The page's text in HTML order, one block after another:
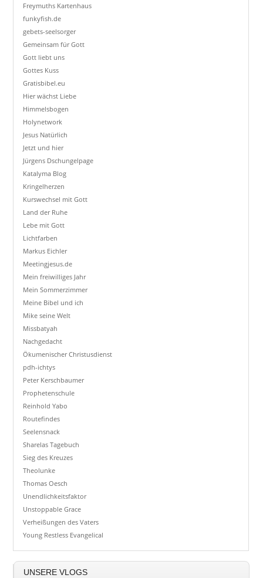
Freymuths Kartenhaus
funkyfish.de
gebets-seelsorger
Gemeinsam für Gott
Gott liebt uns
Gottes Kuss
Gratisbibel.eu
Hier wächst Liebe
Himmelsbogen
Holynetwork
Jesus Natürlich
Jetzt und hier
Jürgens Dschungelpage
Katalyma Blog
Kringelherzen
Kurswechsel mit Gott
Land der Ruhe
Lebe mit Gott
Lichtfarben
Markus Eichler
Meetingjesus.de
Mein freiwilliges Jahr
Mein Sommerzimmer
Meine Bibel und ich
Mike seine Welt
Missbatyah
Nachgedacht
Ökumenischer Christusdienst
pdh-ichtys
Peter Kerschbaumer
Prophetenschule
Reinhold Yabo
Routefindes
Seelensnack
Sharelas Tagebuch
Sieg des Kreuzes
Theolunke
Thomas Oesch
Unendlichkeitsfaktor
Unstoppable Grace
Verheißungen des Vaters
Young Restless Evangelical
UNSERE VLOGS